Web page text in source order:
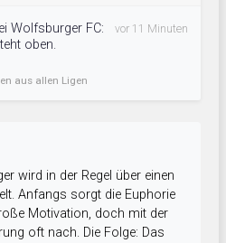
Wolfsburger FC:
oben.
vor 11 Minuten
aus allen Ligen
wird in der Regel über einen
Anfangs sorgt die Euphorie
Motivation, doch mit der
oft nach. Die Folge: Das